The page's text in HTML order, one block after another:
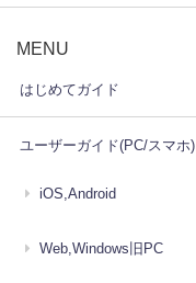
MENU
はじめてガイド
ユーザーガイド(PC/スマホ)
iOS,Android
Web,Windows旧PC